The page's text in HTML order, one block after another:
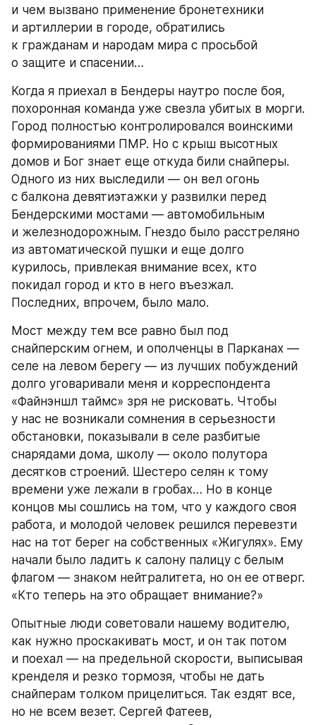
и чем вызвано применение бронетехники
и артиллерии в городе, обратились
к гражданам и народам мира с просьбой
о защите и спасении…
Когда я приехал в Бендеры наутро после боя,
похоронная команда уже свезла убитых в морги.
Город полностью контролировался воинскими
формированиями ПМР. Но с крыш высотных
домов и Бог знает еще откуда били снайперы.
Одного из них выследили — он вел огонь
с балкона девятиэтажки у развилки перед
Бендерскими мостами — автомобильным
и железнодорожным. Гнездо было расстреляно
из автоматической пушки и еще долго
курилось, привлекая внимание всех, кто
покидал город и кто в него въезжал.
Последних, впрочем, было мало.
Мост между тем все равно был под
снайперским огнем, и ополченцы в Парканах —
селе на левом берегу — из лучших побуждений
долго уговаривали меня и корреспондента
«Файнэншл таймс» зря не рисковать. Чтобы
у нас не возникали сомнения в серьезности
обстановки, показывали в селе разбитые
снарядами дома, школу — около полутора
десятков строений. Шестеро селян к тому
времени уже лежали в гробах… Но в конце
концов мы сошлись на том, что у каждого своя
работа, и молодой человек решился перевезти
нас на тот берег на собственных «Жигулях». Ему
начали было ладить к салону палицу с белым
флагом — знаком нейтралитета, но он ее отверг.
«Кто теперь на это обращает внимание?»
Опытные люди советовали нашему водителю,
как нужно проскакивать мост, и он так потом
и поехал — на предельной скорости, выписывая
кренделя и резко тормозя, чтобы не дать
снайперам толком прицелиться. Так ездят все,
но не всем везет. Сергей Фатеев,